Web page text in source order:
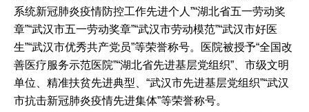
系统新冠肺炎疫情防控工作先进个人”“湖北省五一劳动奖
章”“武汉市五一劳动奖章”“武汉市劳动模范”“武汉市好医
生”“武汉市优秀共产党员”等荣誉称号。医院被授予“全国改
善医疗服务示范医院”“湖北省先进基层党组织”、市级文明
单位、精准扶贫先进典型、“武汉市先进基层党组织”“武汉
市抗击新冠肺炎疫情先进集体”等荣誉称号。